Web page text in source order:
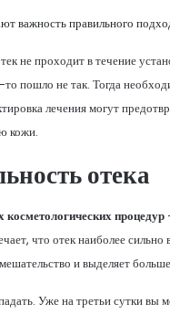
важность правильного
не проходит в течение
пошло не так. Тогда
лечения могут
кожи.
отека
косметологических процедур
что отек наиболее
и выделяет
Уже на третьи сутки